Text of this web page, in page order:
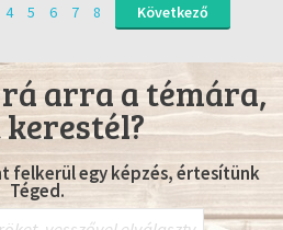
4 5 6 7 8 Következő
arra a témára,
felkerül egy képzés, értesítünk
Téged.